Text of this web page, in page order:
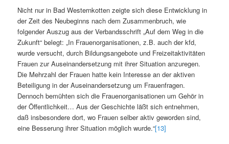
Nicht nur in Bad Westernkotten zeigte sich diese Entwicklung in
der Zeit des Neubeginns nach dem Zusammenbruch, wie
folgender Auszug aus der Verbandsschrift „Auf dem Weg in die
Zukunft“ belegt: „In Frauenorganisationen, z.B. auch der kfd,
wurde versucht, durch Bildungsangebote und Freizeitaktivitäten
Frauen zur Auseinandersetzung mit ihrer Situation anzuregen.
Die Mehrzahl der Frauen hatte kein Interesse an der aktiven
Beteiligung in der Auseinandersetzung um Frauenfragen.
Dennoch bemühten sich die Frauenorganisationen um Gehör in
der Öffentlichkeit… Aus der Geschichte läßt sich entnehmen,
daß insbesondere dort, wo Frauen selber aktiv geworden sind,
eine Besserung ihrer Situation möglich wurde.“[13]